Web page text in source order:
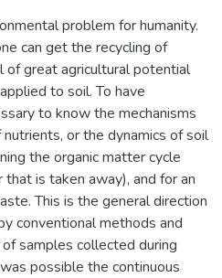
problem for humanity.
can get the recycling of
of great agricultural potential
to soil. To have
to know the mechanisms
or the dynamics of soil
the organic matter cycle
is taken away), and for an
This is the general direction
conventional methods and
samples collected during
possible the continuous